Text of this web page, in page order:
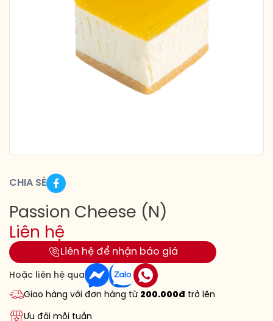
CHIA SẺ
Passion Cheese (N)
Liên hệ
Liên hệ để nhận báo giá
Hoặc liên hệ qua
Giao hàng với đơn hàng từ 200.000đ trở lên
Ưu đãi mỗi tuần